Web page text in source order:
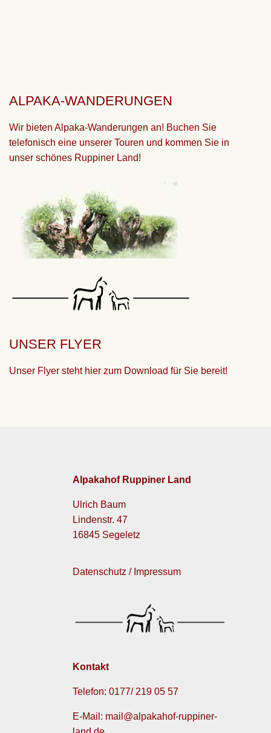
ALPAKA-WANDERUNGEN
Wir bieten Alpaka-Wanderungen an! Buchen Sie
telefonisch eine unserer Touren und kommen Sie in
unser schönes Ruppiner Land!
UNSER FLYER
Unser Flyer steht hier zum Download für Sie bereit!
Alpakahof Ruppiner Land
Ulrich Baum
Lindenstr. 47
16845 Segeletz
Datenschutz / Impressum
Kontakt
Telefon: 0177/ 219 05 57
E-Mail: mail@alpakahof-ruppiner-